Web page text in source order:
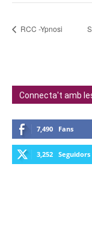
RCC -Ypnosi
Connecta't amb
7,490 Fans
3,252 Seguidors